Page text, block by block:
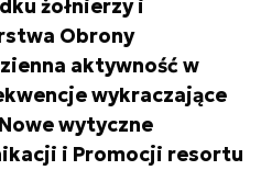
żołnierzy i
Obrony
aktywność w
wykraczające
wytyczne
i Promocji resortu